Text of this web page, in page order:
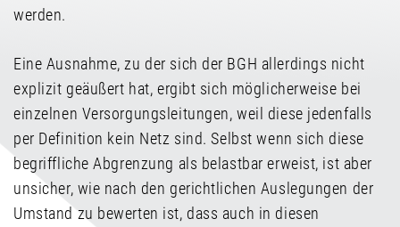
werden.
Eine Ausnahme, zu der sich der BGH allerdings nicht
explizit geäußert hat, ergibt sich möglicherweise bei
einzelnen Versorgungsleitungen, weil diese jedenfalls
per Definition kein Netz sind. Selbst wenn sich diese
begriffliche Abgrenzung als belastbar erweist, ist aber
unsicher, wie nach den gerichtlichen Auslegungen der
Umstand zu bewerten ist, dass auch in diesen